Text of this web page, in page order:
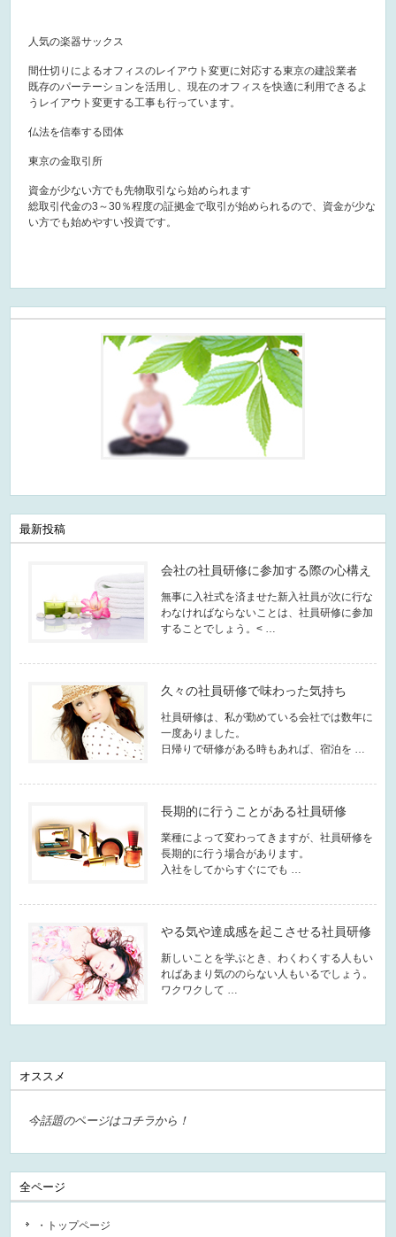
人気の楽器サックス
間仕切りによるオフィスのレイアウト変更に対応する東京の建設業者
既存のパーテーションを活用し、現在のオフィスを快適に利用できるよ
うレイアウト変更する工事も行っています。
仏法を信奉する団体
東京の金取引所
資金が少ない方でも先物取引なら始められます
総取引代金の3～30％程度の証拠金で取引が始められるので、資金が少な
い方でも始めやすい投資です。
最新投稿
会社の社員研修に参加する際の心構え
無事に入社式を済ませた新入社員が次に行な
わなければならないことは、社員研修に参加
することでしょう。< …
久々の社員研修で味わった気持ち
社員研修は、私が勤めている会社では数年に
一度ありました。
日帰りで研修がある時もあれば、宿泊を …
長期的に行うことがある社員研修
業種によって変わってきますが、社員研修を
長期的に行う場合があります。
入社をしてからすぐにでも …
やる気や達成感を起こさせる社員研修
新しいことを学ぶとき、わくわくする人もい
ればあまり気ののらない人もいるでしょう。
ワクワクして …
オススメ
今話題のページはコチラから！
全ページ
・トップページ